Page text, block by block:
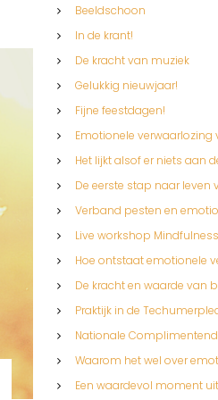
Beeldschoon
In de krant!
De kracht van muziek
Gelukkig nieuwjaar!
Fijne feestdagen!
Emotionele
Het lijkt alsof er niets aan
De eerste stap naar leven
Verband pesten en
Live workshop
Hoe ontstaat emotionele
De kracht en waarde van
Praktijk in de
Nationale
Waarom het wel over
Een waardevol moment